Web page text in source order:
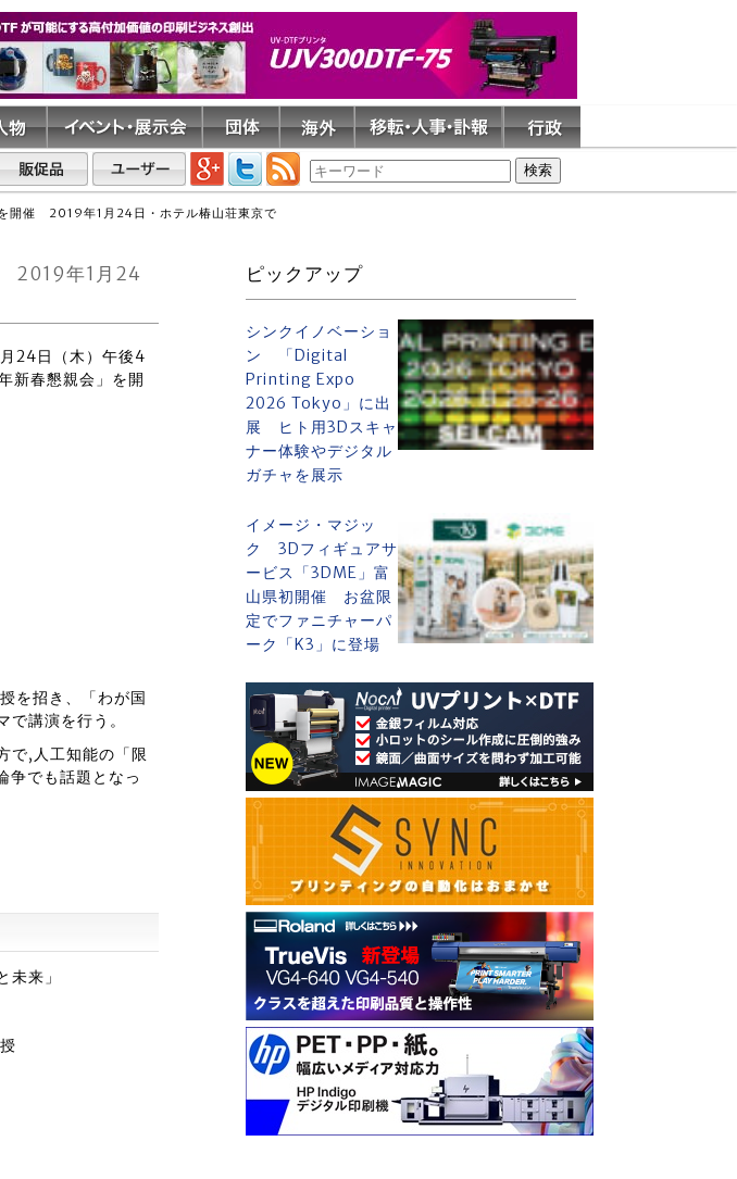
開催 2019年1月24日・ホテル椿山荘東京で
2019年1月24
24日（木）午後4
新春懇親会」を開
を招き、「わが国
講演を行う。
で,人工知能の「限
争でも話題となっ
来」
ピックアップ
シンクイノベーショ
ン 「Digital
Printing Expo
2026 Tokyo」に出
展 ヒト用3Dスキャ
ナー体験やデジタル
ガチャを展示
イメージ・マジッ
ク 3Dフィギュアサ
ービス「3DME」富
山県初開催 お盆限
定でファニチャーパ
ーク「K3」に登場